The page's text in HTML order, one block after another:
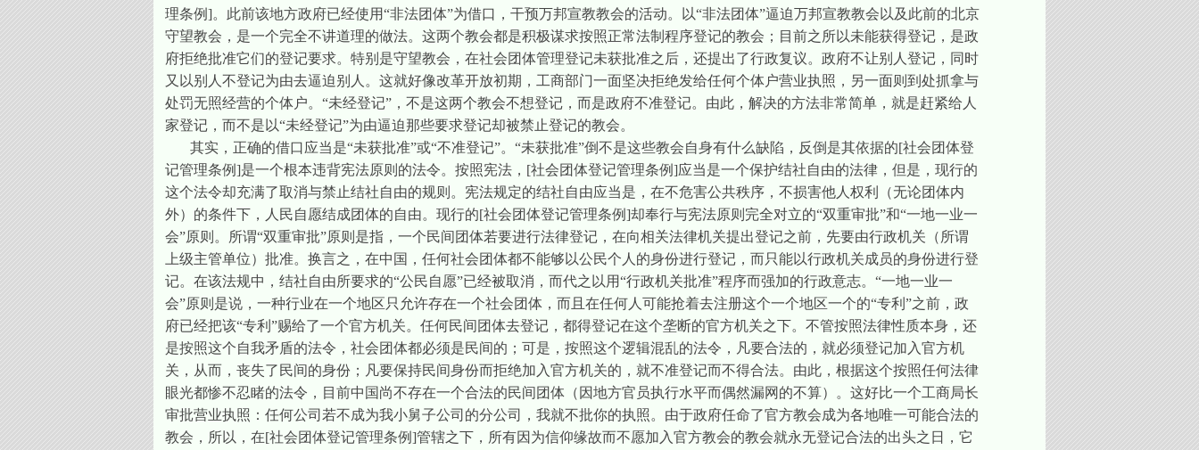
理条例]。此前该地方政府已经使用“非法团体”为借口，干预万邦宣教教会的活动。以“非法团体”逼迫万邦宣教教会以及此前的北京
守望教会，是一个完全不讲道理的做法。这两个教会都是积极谋求按照正常法制程序登记的教会；目前之所以未能获得登记，是政
府拒绝批准它们的登记要求。特别是守望教会，在社会团体管理登记未获批准之后，还提出了行政复议。政府不让别人登记，同时
又以别人不登记为由去逼迫别人。这就好像改革开放初期，工商部门一面坚决拒绝发给任何个体户营业执照，另一面则到处抓拿与
处罚无照经营的个体户。“未经登记”，不是这两个教会不想登记，而是政府不准登记。由此，解决的方法非常简单，就是赶紧给人
家登记，而不是以“未经登记”为由逼迫那些要求登记却被禁止登记的教会。
其实，正确的借口应当是“未获批准”或“不准登记”。“未获批准”倒不是这些教会自身有什么缺陷，反倒是其依据的[社会团体登
记管理条例]是一个根本违背宪法原则的法令。按照宪法， [社会团体登记管理条例]应当是一个保护结社自由的法律，但是，现行的
这个法令却充满了取消与禁止结社自由的规则。宪法规定的结社自由应当是，在不危害公共秩序，不损害他人权利（无论团体内
外）的条件下，人民自愿结成团体的自由。现行的[社会团体登记管理条例]却奉行与宪法原则完全对立的“双重审批”和“一地一业一
会”原则。所谓“双重审批”原则是指，一个民间团体若要进行法律登记，在向相关法律机关提出登记之前，先要由行政机关（所谓
上级主管单位）批准。换言之，在中国，任何社会团体都不能够以公民个人的身份进行登记，而只能以行政机关成员的身份进行登
记。在该法规中，结社自由所要求的“公民自愿”已经被取消，而代之以用“行政机关批准”程序而强加的行政意志。“一地一业一
会”原则是说，一种行业在一个地区只允许存在一个社会团体，而且在任何人可能抢着去注册这个一个地区一个的“专利”之前，政
府已经把该“专利”赐给了一个官方机关。任何民间团体去登记，都得登记在这个垄断的官方机关之下。不管按照法律性质本身，还
是按照这个自我矛盾的法令，社会团体都必须是民间的；可是，按照这个逻辑混乱的法令，凡要合法的，就必须登记加入官方机
关，从而，丧失了民间的身份；凡要保持民间身份而拒绝加入官方机关的，就不准登记而不得合法。由此，根据这个按照任何法律
眼光都惨不忍睹的法令，目前中国尚不存在一个合法的民间团体（因地方官员执行水平而偶然漏网的不算）。这好比一个工商局长
审批营业执照：任何公司若不成为我小舅子公司的分公司，我就不批你的执照。由于政府任命了官方教会成为各地唯一可能合法的
教会，所以，在[社会团体登记管理条例]管辖之下，所有因为信仰缘故而不愿加入官方教会的教会就永无登记合法的出头之日，它